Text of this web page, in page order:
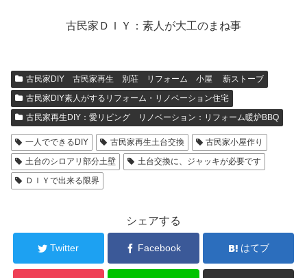
古民家ＤＩＹ：素人が大工のまね事
古民家DIY 古民家再生 別荘 リフォーム 小屋 薪ストーブ
古民家DIY素人がするリフォーム・リノベーション住宅
古民家再生DIY：愛リビング リノベーション：リフォーム暖炉BBQ
一人でできるDIY 古民家再生土台交換
古民家小屋作り
土台のシロアリ部分土壁
土台交換に、ジャッキが必要です
ＤＩＹで出来る限界
シェアする
Twitter Facebook はてブ